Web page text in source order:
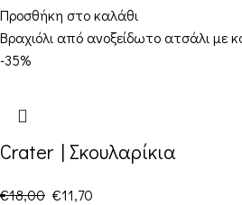
Προσθήκη στο καλάθι
Βραχιόλι από ανοξείδωτο ατσάλι με
-35%
Crater | Σκουλαρίκια
€18,00 €11,70